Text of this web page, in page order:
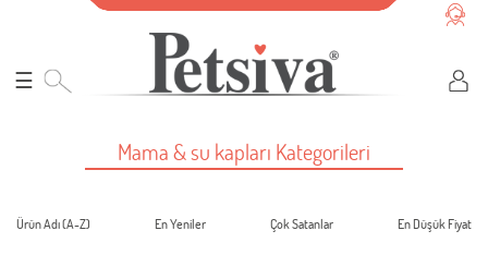
☰
Mama & su kapları Kategorileri
Ürün Adı (A-Z) En Yeniler Çok Satanlar En Düşük Fiyat